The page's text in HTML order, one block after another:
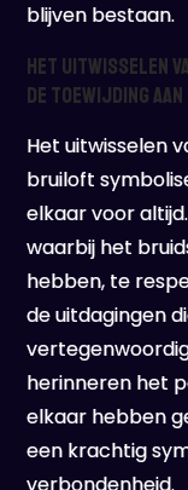
blijven bestaan.
Het uitwisselen
de toewijding
Het uitwisselen
bruiloft
elkaar voor
waarbij het
hebben, te
de uitdagingen
herinneren het
elkaar hebben
een krachtig